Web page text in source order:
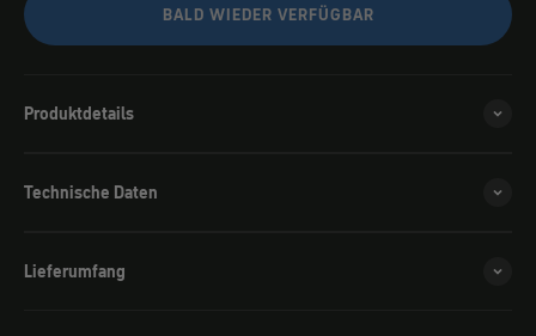
BALD WIEDER VERFÜGBAR
Produktdetails
Technische Daten
Lieferumfang